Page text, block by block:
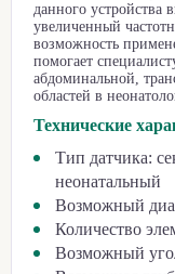
данного устройства
увеличенный
возможность
помогает
абдоминальной,
областей в
Технические
Тип датчика:
неонатальный
Возможный
Количество
Возможный